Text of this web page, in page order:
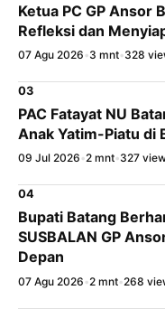
Ketua PC GP Ansor
Refleksi dan
07 Agu 2026 •3 mnt•328
03
PAC Fatayat NU
Anak Yatim-Piatu di
09 Jul 2026 •2 mnt•327
04
Bupati Batang
SUSBALAN GP
Depan
07 Agu 2026 •2 mnt•268